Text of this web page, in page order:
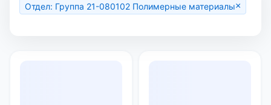
Отдел: Группа 21-080102 Полимерные материалы×